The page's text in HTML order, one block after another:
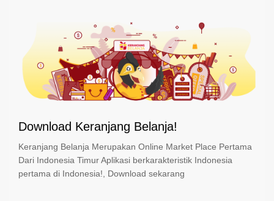
Download Keranjang Belanja!
Keranjang Belanja Merupakan Online Market Place Pertama
Dari Indonesia Timur Aplikasi berkarakteristik Indonesia
pertama di Indonesia!, Download sekarang